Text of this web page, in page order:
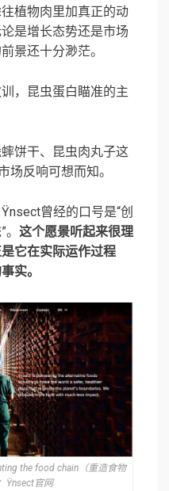
植物肉里加真正的动
是增长态势还是市场
景还十分渺茫。
，昆虫蛋白瞄准的主
饼干、昆虫肉丸子这
场反响可想而知。
曾经的口号是“创
这个愿景听起来很理
它在实际运作过程
实。
the food chain（重造食物
Ÿnsect官网